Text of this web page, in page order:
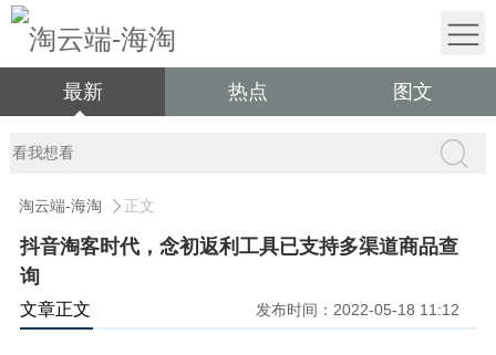
最新 热点 图文
淘云端-海淘 正文
抖音淘客时代，念初返利工具已支持多渠道商品查
询
文章正文 发布时间：2022-05-18 11:12